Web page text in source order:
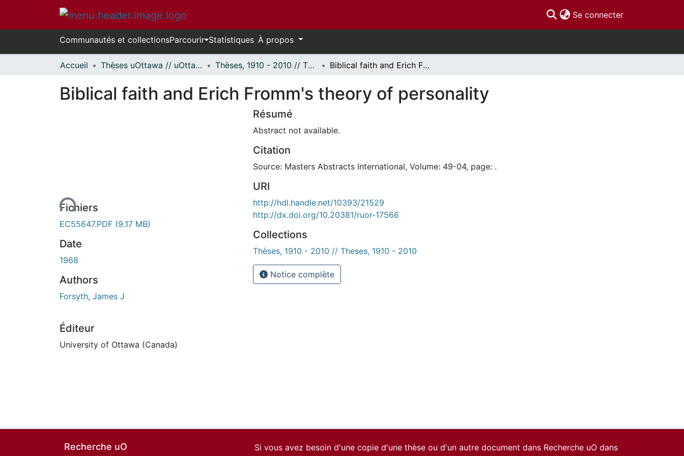
Se connecter(current)
Communautés et collectionsParcourir Statistiques À propos
Accueil Thèses uOttawa // uOttawa Theses Thèses, 1910 - 2010 // Theses, 1910 - 2010 Biblical faith and Erich Fromm's theory of personality
Biblical faith and Erich Fromm's theory of personality
de chargement...Fichiers
EC55647.PDF (9.17 MB)
Date
1968
Authors
Forsyth, James J
Éditeur
University of Ottawa (Canada)
Résumé
Abstract not available.
Citation
Source: Masters Abstracts International, Volume: 49-04, page: .
URI
http://hdl.handle.net/10393/21529
http://dx.doi.org/10.20381/ruor-17566
Collections
Thèses, 1910 - 2010 // Theses, 1910 - 2010
Notice complète
Recherche uO
Si vous avez besoin d'une copie d'une thèse ou d'un autre document dans Recherche uO dans